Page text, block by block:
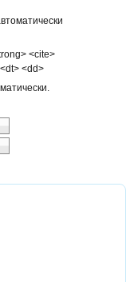
<cite>
<dd>